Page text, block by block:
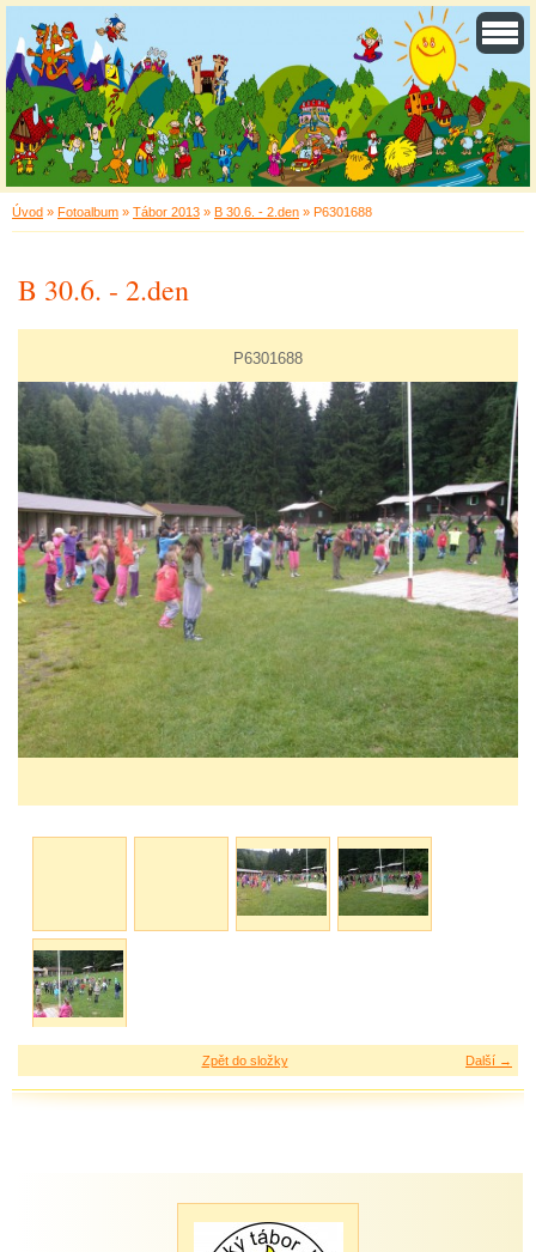
Úvod » Fotoalbum » Tábor 2013 » B 30.6. - 2.den » P6301688
B 30.6. - 2.den
P6301688
Další →
Zpět do složky